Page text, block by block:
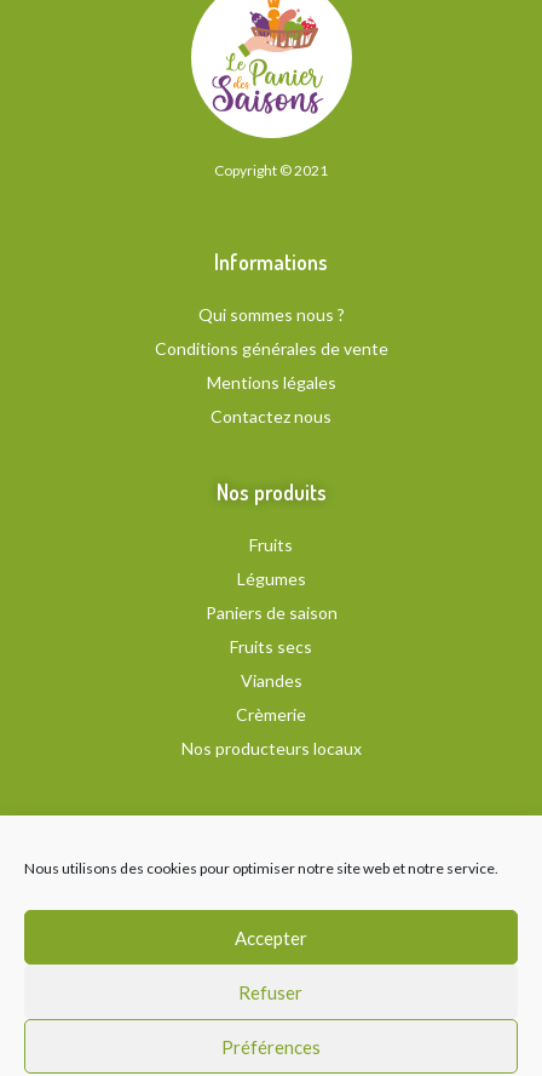
Nous utilisons des cookies pour optimiser notre site web et notre service.
Accepter
Refuser
Préférences
Copyright © 2021
Informations
Qui sommes nous ?
Conditions générales de vente
Mentions légales
Contactez nous
Nos produits
Fruits
Légumes
Paniers de saison
Fruits secs
Viandes
Crèmerie
Nos producteurs locaux
Recevez notre newsletter
Nous suivre